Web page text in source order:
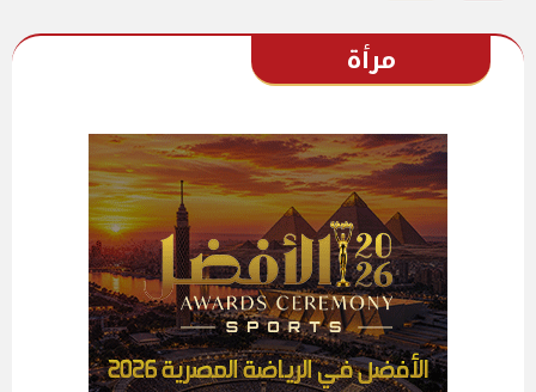
مرأة